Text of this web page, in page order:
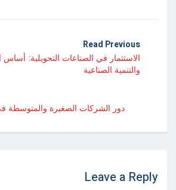
Read Previous
الاستثمار في الصناعات التحويلية: أساس
والتنمية الصناعية
دور الشركات الصغيرة والمتوسطة
Leave a Reply